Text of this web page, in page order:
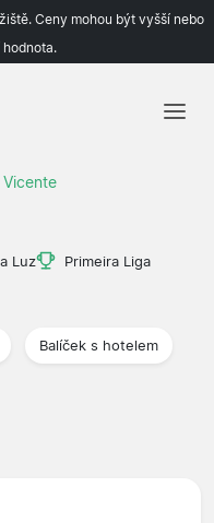
Ceny mohou být vyšší nebo
Vicente
Luz
Primeira Liga
Balíček s hotelem